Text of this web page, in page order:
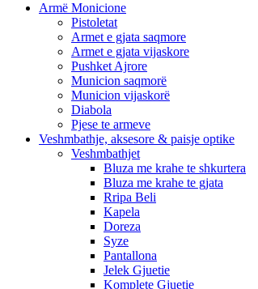
Armë Monicione
Pistoletat
Armet e gjata saqmore
Armet e gjata vijaskore
Pushket Ajrore
Municion saqmorë
Municion vijaskorë
Diabola
Pjese te armeve
Veshmbathje, aksesore & paisje optike
Veshmbathjet
Bluza me krahe te shkurtera
Bluza me krahe te gjata
Rripa Beli
Kapela
Doreza
Syze
Pantallona
Jelek Gjuetie
Komplete Gjuetie